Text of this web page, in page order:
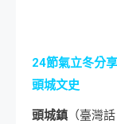
24節氣立冬分
頭城文史
頭城鎮 （臺灣